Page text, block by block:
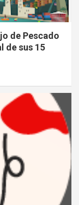
de Pescado
de sus 15